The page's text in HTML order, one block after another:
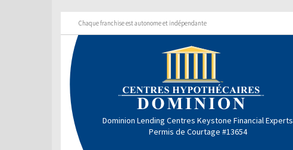
Chaque franchise est autonome et indépendante
Dominion Lending Centres Keystone Financial Experts
Permis de Courtage #13654